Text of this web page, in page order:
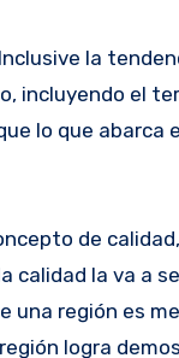
la
incluyendo el
lo que abarca
de
la va a
una región es
logra